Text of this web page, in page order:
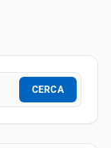
CERCA